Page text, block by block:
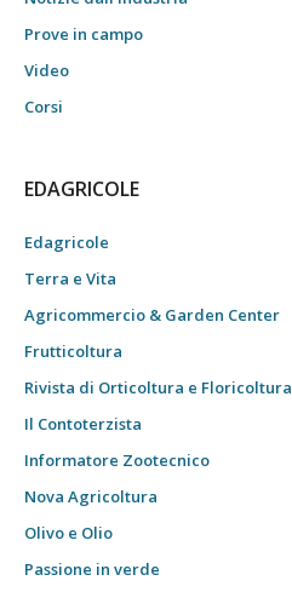
Prove in campo
Video
Corsi
EDAGRICOLE
Edagricole
Terra e Vita
Agricommercio & Garden Center
Frutticoltura
Rivista di Orticoltura e Floricoltura
Il Contoterzista
Informatore Zootecnico
Nova Agricoltura
Olivo e Olio
Passione in verde